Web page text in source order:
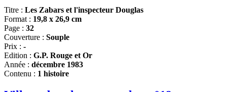
Titre : Les Zabars et l'inspecteur Douglas
Format : 19,8 x 26,9 cm
Page : 32
Couverture : Souple
Prix : -
Edition : G.P. Rouge et Or
Année : décembre 1983
Contenu : 1 histoire